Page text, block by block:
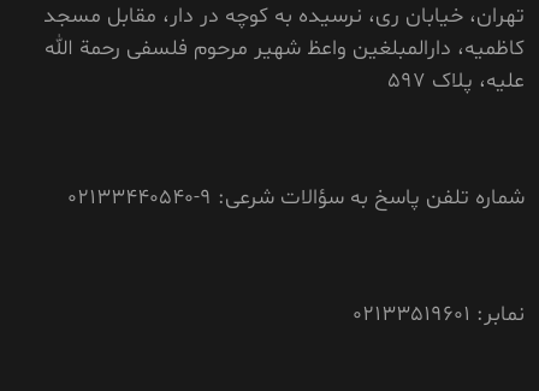
تهران، خیابان ری، نرسیده به کوچه در دار، مقابل مسجد
کاظمیه، دارالمبلغین واعظ شهیر مرحوم فلسفی رحمة الله
علیه، پلاک 597
شماره تلفن پاسخ به سؤالات شرعی: 9-02133440540
نمابر: 02133519601